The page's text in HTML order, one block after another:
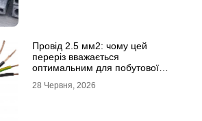
Провід 2.5 мм2: чому цей
переріз вважається
оптимальним для побутової
28 Червня, 2026